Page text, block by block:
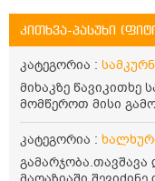
კითხვა-პასუხი
კატეგორია :
მიხაკზე
მომწეროთ მისი
მიხაკის ჩაი. ასევე
ოდნავ დაბალი და
კატეგორია :